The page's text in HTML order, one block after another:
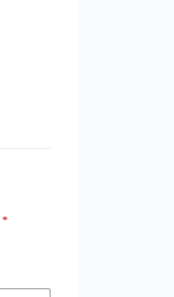
*